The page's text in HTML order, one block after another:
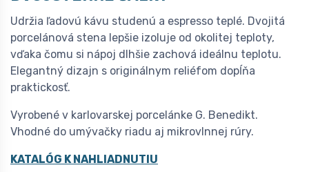
Udržia ľadovú kávu studenú a espresso teplé. Dvojitá
porcelánová stena lepšie izoluje od okolitej teploty,
vďaka čomu si nápoj dlhšie zachová ideálnu teplotu.
Elegantný dizajn s originálnym reliéfom dopĺňa
praktickosť.
Vyrobené v karlovarskej porcelánke G. Benedikt.
Vhodné do umývačky riadu aj mikrovlnnej rúry.
KATALÓG K NAHLIADNUTIU